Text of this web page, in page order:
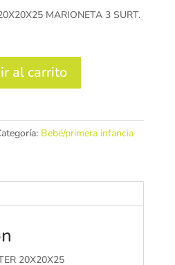
MARIONETA 3 SURT.
al carrito
Bebé/primera infancia
20X20X25